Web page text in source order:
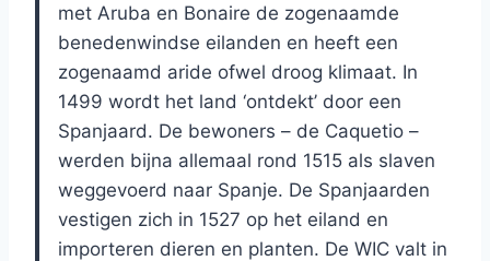
met Aruba en Bonaire de zogenaamde
benedenwindse eilanden en heeft een
zogenaamd aride ofwel droog klimaat. In
1499 wordt het land ‘ontdekt’ door een
Spanjaard. De bewoners – de Caquetio –
werden bijna allemaal rond 1515 als slaven
weggevoerd naar Spanje. De Spanjaarden
vestigen zich in 1527 op het eiland en
importeren dieren en planten. De WIC valt in